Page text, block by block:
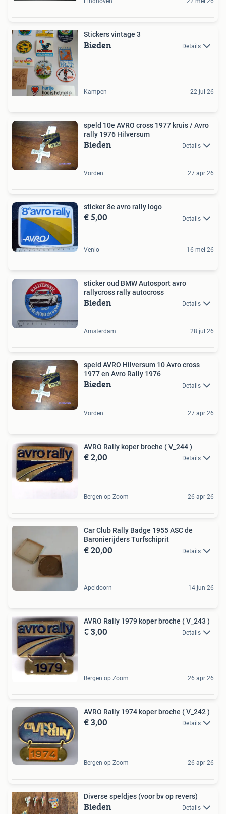
Stickers vintage 3
Bieden Details
Kampen 22 jul 26
speld 10e AVRO cross 1977 kruis / Avro
rally 1976 Hilversum
Bieden Details
Vorden 27 apr 26
sticker 8e avro rally logo
€ 5,00 Details
Venlo 16 mei 26
sticker oud BMW Autosport avro
rallycross rally autocross
Bieden Details
Amsterdam 28 jul 26
speld AVRO Hilversum 10 Avro cross
1977 en Avro Rally 1976
Bieden Details
Vorden 27 apr 26
AVRO Rally koper broche ( V_244 )
€ 2,00 Details
Bergen op Zoom 26 apr 26
Car Club Rally Badge 1955 ASC de
Baronierijders Turfschiprit
€ 20,00 Details
Apeldoorn 14 jun 26
AVRO Rally 1979 koper broche ( V_243 )
€ 3,00 Details
Bergen op Zoom 26 apr 26
AVRO Rally 1974 koper broche ( V_242 )
€ 3,00 Details
Bergen op Zoom 26 apr 26
Diverse speldjes (voor bv op revers)
Bieden Details